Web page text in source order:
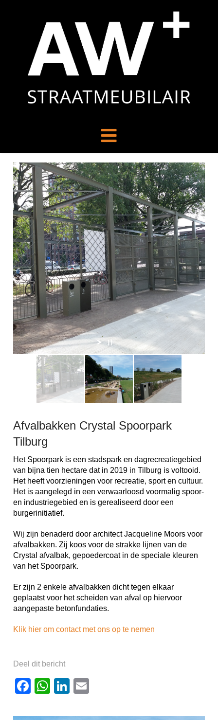
Navigation
Afvalbakken Crystal Spoorpark
Tilburg
Het Spoorpark is een stadspark en dagrecreatiegebied
van bijna tien hectare dat in 2019 in Tilburg is voltooid.
Het heeft voorzieningen voor recreatie, sport en cultuur.
Het is aangelegd in een verwaarloosd voormalig spoor-
en industriegebied en is gerealiseerd door een
burgerinitiatief.
Wij zijn benaderd door architect Jacqueline Moors voor
afvalbakken. Zij koos voor de strakke lijnen van de
Crystal afvalbak, gepoedercoat in de speciale kleuren
van het Spoorpark.
Er zijn 2 enkele afvalbakken dicht tegen elkaar
geplaatst voor het scheiden van afval op hiervoor
aangepaste betonfundaties.
Klik hier om contact met ons op te nemen
Deel dit bericht
Facebook
WhatsApp
LinkedIn